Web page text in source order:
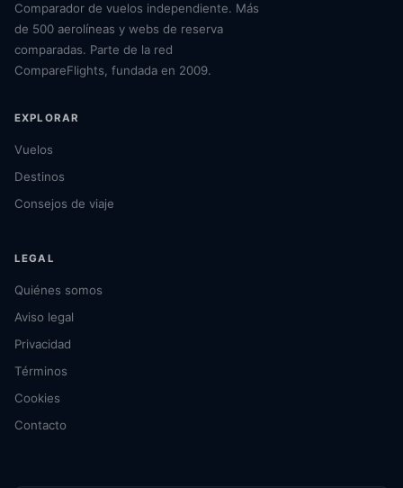
Comparador de vuelos independiente. Más
de 500 aerolíneas y webs de reserva
comparadas. Parte de la red
CompareFlights, fundada en 2009.
EXPLORAR
Vuelos
Destinos
Consejos de viaje
LEGAL
Quiénes somos
Aviso legal
Privacidad
Términos
Cookies
Contacto